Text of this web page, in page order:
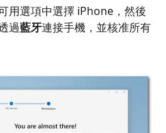
用選項中選擇 iPhone，然後
過藍牙連接手機，並核准所有